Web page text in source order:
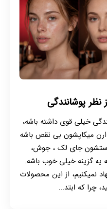
نظر پوشانندگی
خیلی قوی داشته باشه،
میکاپشون بی نقص باشه
جای لک ، جوش،
یه گزینه خیلی خوب باشه.
نمیکنیم، از این محصولات
چرا که ابتد...